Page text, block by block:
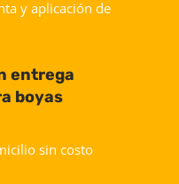
y aplicación de
entrega
boyas
sin costo